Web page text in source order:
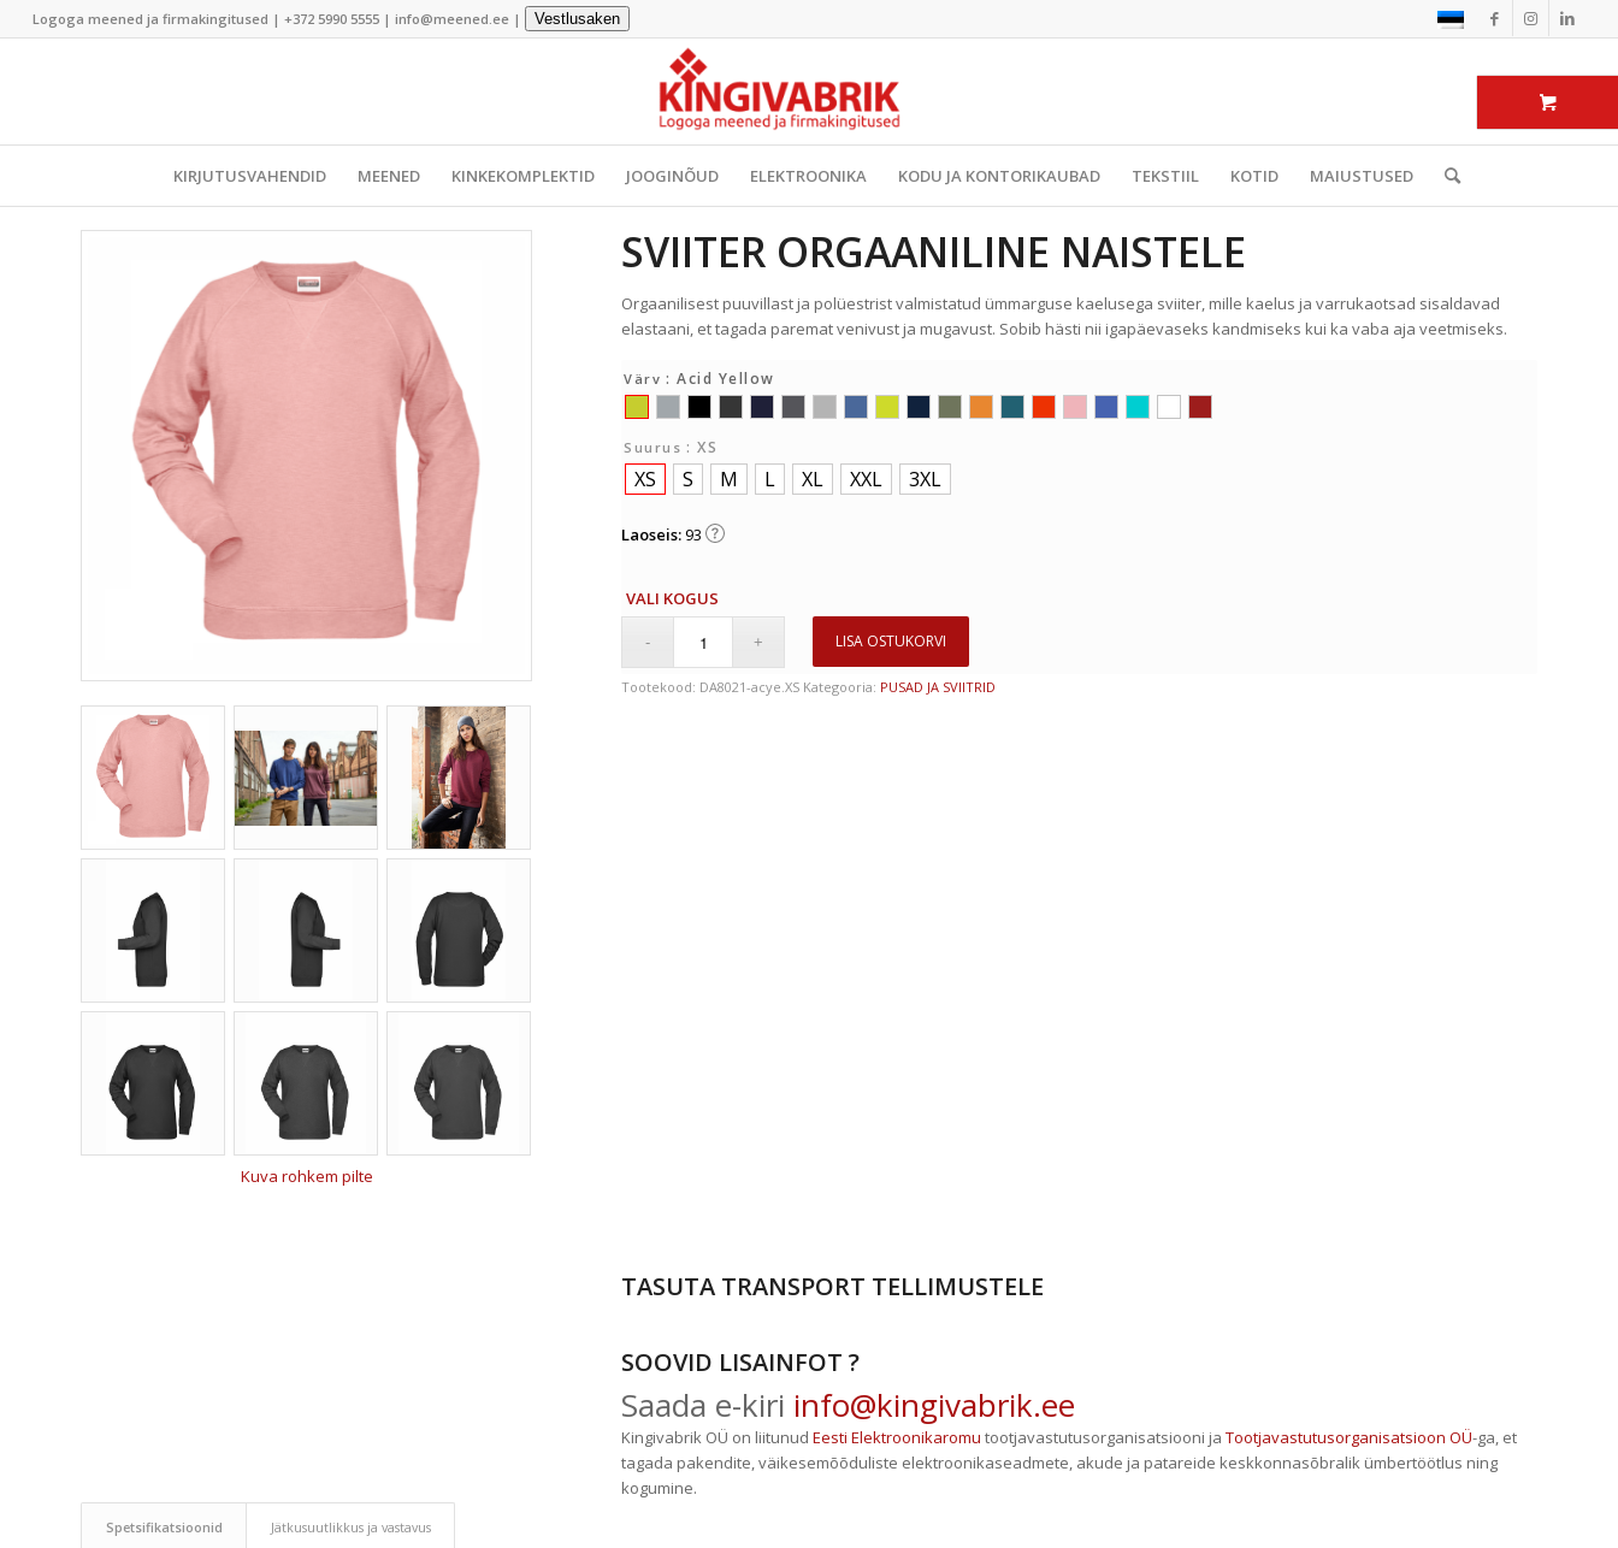
Logoga meened ja firmakingitused | +372 5990 5555| info@meened.ee| Vestlusaken
KIRJUTUSVAHENDID MEENED KINKEKOMPLEKTID JOOGINÕUD ELEKTROONIKA KODU JA KONTORIKAUBAD TEKSTIIL KOTID MAIUSTUSED
Kuva rohkem pilte
SVIITER ORGAANILINE NAISTELE
Orgaanilisest puuvillast ja polüestrist valmistatud ümmarguse kaelusega sviiter, mille kaelus ja varrukaotsad sisaldavad
elastaani, et tagada paremat venivust ja mugavust. Sobib hästi nii igapäevaseks kandmiseks kui ka vaba aja veetmiseks.
Värv : Acid Yellow
Suurus : XS
XS S M L XL XXL 3XL
Laoseis:93
VALI KOGUS
LISA OSTUKORVI
Tootekood: DA8021-acye.XS Kategooria: PUSAD JA SVIITRID
TASUTA TRANSPORT TELLIMUSTELE
SOOVID LISAINFOT ?
Saada e-kiri info@kingivabrik.ee
Kingivabrik OÜ on liitunudEesti Elektroonikaromu tootjavastutusorganisatsiooni jaTootjavastutusorganisatsioon OÜ-ga, et
tagada pakendite, väikesemõõduliste elektroonikaseadmete, akude ja patareide keskkonnasõbralik ümbertöötlus ning
kogumine.
Spetsifikatsioonid Jätkusuutlikkus ja vastavus